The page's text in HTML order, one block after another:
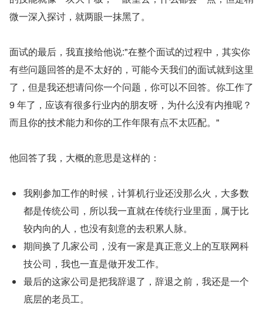
微一深入探讨，就两眼一抹黑了。
面试的最后，我直接给他说:"在整个面试的过程中，其实你
有些问题回答的是不太好的，可能今天我们的面试就到这里
了，但是我还想请问你一个问题，你可以不回答。你工作了
9 年了，应该有很多行业内的朋友呀，为什么没有内推呢？
而且你的技术能力和你的工作年限有点不太匹配。"
他回答了我，大概的意思是这样的：
我刚参加工作的时候，计算机行业还没那么火，大多数
都是传统公司，所以我一直就在传统行业里面，属于比
较内向的人，也没有刻意的去积累人脉。
期间换了几家公司，没有一家是真正意义上的互联网科
技公司，我也一直是做开发工作。
最后的这家公司是把我辞退了，辞退之前，我还是一个
底层的老员工。